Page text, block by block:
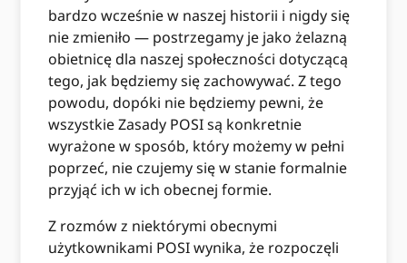
bardzo wcześnie w naszej historii i nigdy się
nie zmieniło — postrzegamy je jako żelazną
obietnicę dla naszej społeczności dotyczącą
tego, jak będziemy się zachowywać. Z tego
powodu, dopóki nie będziemy pewni, że
wszystkie Zasady POSI są konkretnie
wyrażone w sposób, który możemy w pełni
poprzeć, nie czujemy się w stanie formalnie
przyjąć ich w ich obecnej formie.
Z rozmów z niektórymi obecnymi
użytkownikami POSI wynika, że ​​rozpoczęli